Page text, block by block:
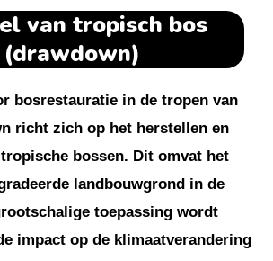
van tropisch bos
(drawdown)
bosrestauratie in de tropen van
richt zich op het herstellen en
bossen. Dit omvat het
landbouwgrond in de
toepassing wordt
impact op de klimaatverandering